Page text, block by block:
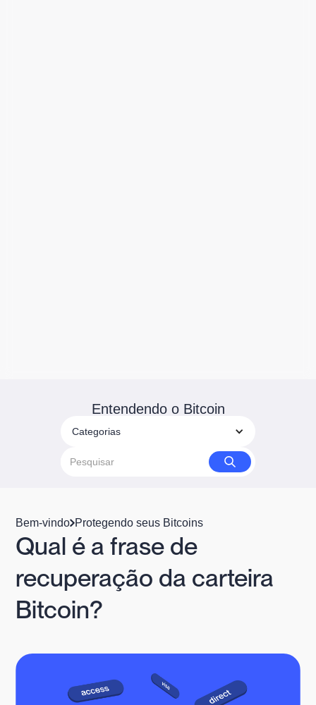
Entendendo o Bitcoin
Categorias
Bem-vindo Protegendo seus Bitcoins
Qual é a frase de
recuperação da carteira
Bitcoin?